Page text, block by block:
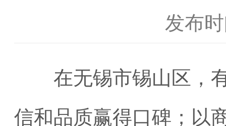
发布
在无锡市锡山区，有
信和品质赢得口碑；以